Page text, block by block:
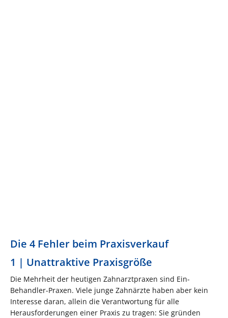
Die 4 Fehler beim Praxisverkauf
1 | Unattraktive Praxisgröße
Die Mehrheit der heutigen Zahnarztpraxen sind Ein-
Behandler-Praxen. Viele junge Zahnärzte haben aber kein
Interesse daran, allein die Verantwortung für alle
Herausforderungen einer Praxis zu tragen: Sie gründen